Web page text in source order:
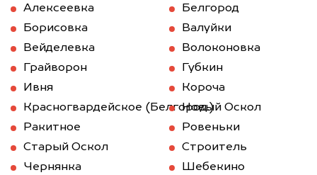
Алексеевка
Белгород
Борисовка
Валуйки
Вейделевка
Волоконовка
Грайворон
Губкин
Ивня
Короча
Красногвардейское (Белгород.)Новый Оскол
Ракитное
Ровеньки
Старый Оскол
Строитель
Чернянка
Шебекино